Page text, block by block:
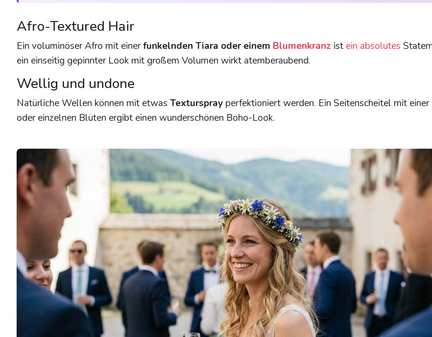
Afro-Textured Hair
Ein voluminöser Afro mit einerfunkelnden Tiara oder einem Blumenkranz ist ein absolutes
ein einseitig gepinnter Look mit großem Volumen wirkt atemberaubend.
Wellig und undone
Natürliche Wellen können mit etwas Texturspray perfektioniert werden. Ein Seitenscheitel mit einer
oder einzelnen Blüten ergibt einen wunderschönen Boho-Look.